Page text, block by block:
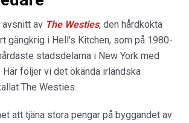
avsnitt av The Westies, den hårdkokta
gängkrig i Hell's Kitchen, som på 1980-
stadsdelarna i New York med
Här följer vi det ökända irländska
The Westies.
att tjäna stora pengar på byggandet av